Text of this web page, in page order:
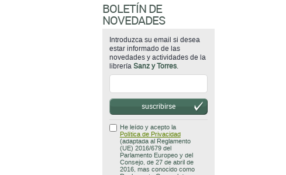
BOLETÍN DE
NOVEDADES
Introduzca su email si desea
estar informado de las
novedades y actividades de la
librería Sanz y Torres.
suscribirse
He leído y acepto la
Política de Privacidad
(adaptada al Reglamento
(UE) 2016/679 del
Parlamento Europeo y del
Consejo, de 27 de abril de
2016, mas conocido como